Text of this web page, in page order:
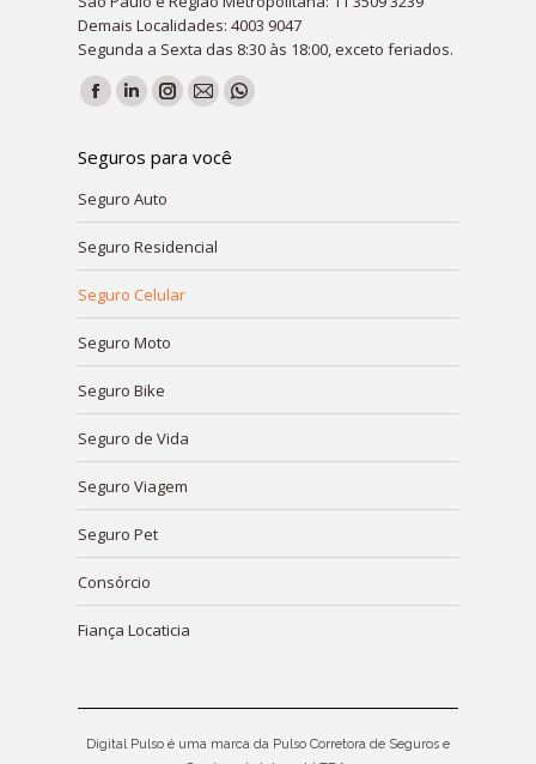
Demais Localidades: 4003 9047
Segunda a Sexta das 8:30 às 18:00, exceto feriados.
Encontre-nos em:
Facebook
opens
in
new
window
Linkedin
opens
in
new
Instagram
opens
new
Mail
opens
new
Whatsapp
new
Seguros para você
Seguro Auto
Seguro Residencial
Seguro Celular
Seguro Moto
Seguro Bike
Seguro de Vida
Seguro Viagem
Seguro Pet
Consórcio
Fiança Locaticia
Digital Pulso é uma marca da Pulso Corretora de Seguros e